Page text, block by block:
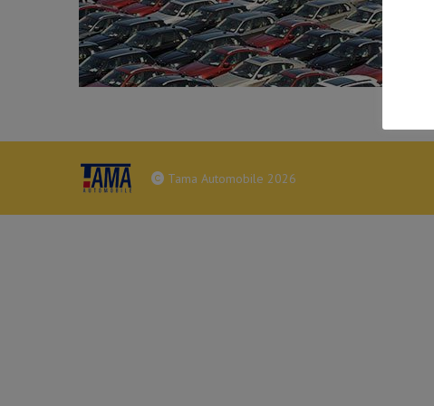
Tama Automobile 2026